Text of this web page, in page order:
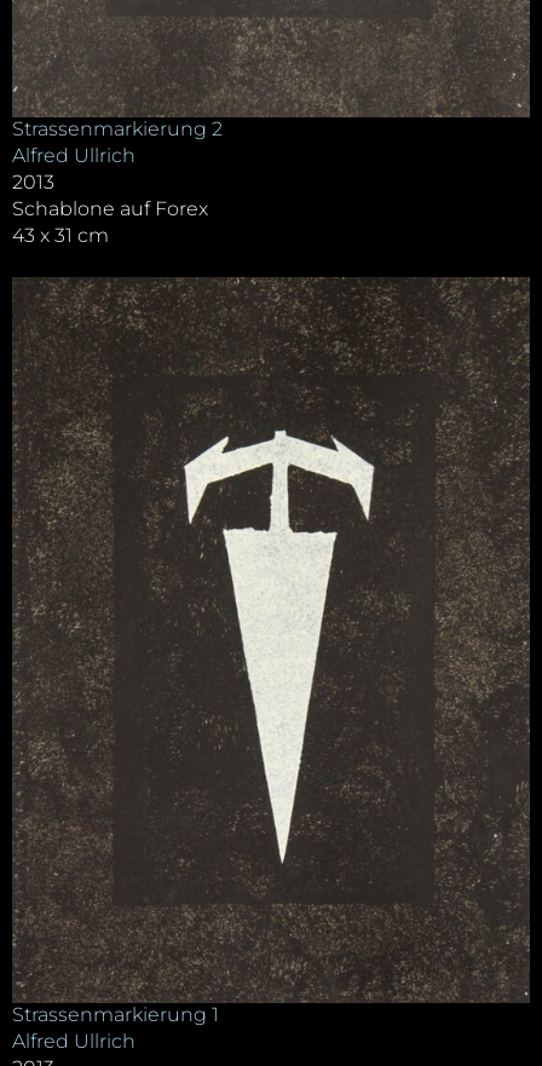
Strassenmarkierung 2
Alfred Ullrich
2013
Schablone auf Forex
43 x 31 cm
Strassenmarkierung 1
Alfred Ullrich